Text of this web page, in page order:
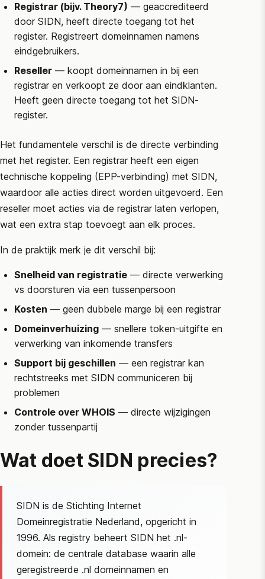
Registrar (bijv. Theory7) — geaccrediteerd
door SIDN, heeft directe toegang tot het
register. Registreert domeinnamen namens
eindgebruikers.
Reseller — koopt domeinnamen in bij een
registrar en verkoopt ze door aan eindklanten.
Heeft geen directe toegang tot het SIDN-
register.
Het fundamentele verschil is de directe verbinding
met het register. Een registrar heeft een eigen
technische koppeling (EPP-verbinding) met SIDN,
waardoor alle acties direct worden uitgevoerd. Een
reseller moet acties via de registrar laten verlopen,
wat een extra stap toevoegt aan elk proces.
In de praktijk merk je dit verschil bij:
Snelheid van registratie — directe verwerking
vs doorsturen via een tussenpersoon
Kosten — geen dubbele marge bij een registrar
Domeinverhuizing — snellere token-uitgifte en
verwerking van inkomende transfers
Support bij geschillen — een registrar kan
rechtstreeks met SIDN communiceren bij
problemen
Controle over WHOIS — directe wijzigingen
zonder tussenpartij
Wat doet SIDN precies?
SIDN is de Stichting Internet
Domeinregistratie Nederland, opgericht in
1996. Als registry beheert SIDN het .nl-
domein: de centrale database waarin alle
geregistreerde .nl domeinnamen en